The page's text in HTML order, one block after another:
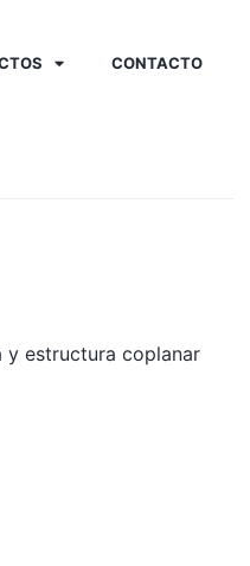
CONTACTO
y estructura coplanar